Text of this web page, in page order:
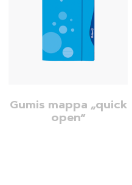
Gumis mappa „quick
open“